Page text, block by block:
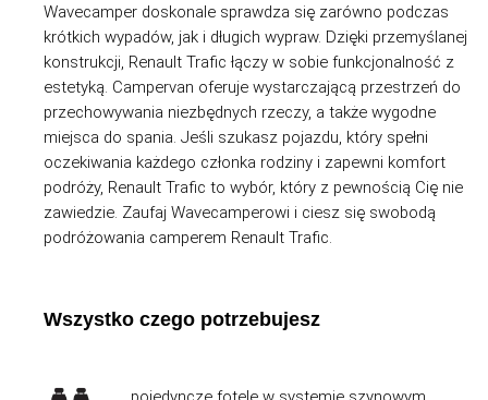
Wavecamper doskonale sprawdza się zarówno podczas
krótkich wypadów, jak i długich wypraw. Dzięki przemyślanej
konstrukcji, Renault Trafic łączy w sobie funkcjonalność z
estetyką. Campervan oferuje wystarczającą przestrzeń do
przechowywania niezbędnych rzeczy, a także wygodne
miejsca do spania. Jeśli szukasz pojazdu, który spełni
oczekiwania każdego członka rodziny i zapewni komfort
podróży, Renault Trafic to wybór, który z pewnością Cię nie
zawiedzie. Zaufaj Wavecamperowi i ciesz się swobodą
podróżowania camperem Renault Trafic.
Wszystko czego potrzebujesz